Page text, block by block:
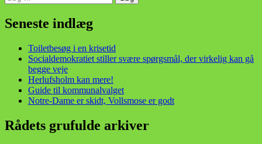
efter:
Seneste indlæg
Toiletbesøg i en krisetid
Socialdemokratiet stiller svære spørgsmål, der virkelig kan gå
begge veje
Herlufsholm kan mere!
Guide til kommunalvalget
Notre-Dame er skidt, Vollsmose er godt
Rådets grufulde arkiver